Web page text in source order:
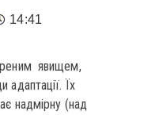
14:41
явищем,
адаптації. Їх
надмірну (над